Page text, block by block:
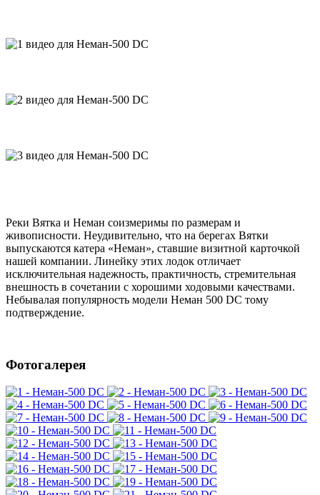
Реки Вятка и Неман соизмеримы по размерам и
живописности. Неудивительно, что на берегах Вятки
выпускаются катера «Неман», ставшие визитной карточкой
нашей компании. Линейку этих лодок отличает
исключительная надежность, практичность, стремительная
внешность в сочетании с хорошими ходовыми качествами.
Небывалая популярность модели Неман 500 DC тому
подтверждение.
Фотогалерея